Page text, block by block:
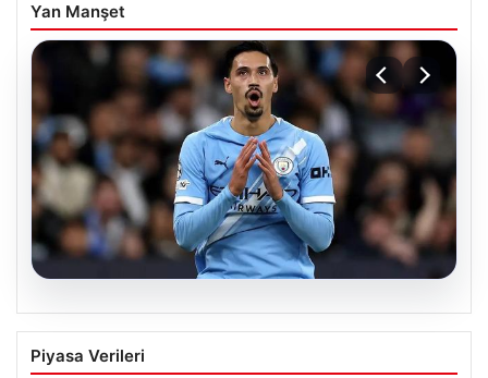
Yan Manşet
04.08.2026
Galatasaray’da orta sahaya dev isim!
Manchester City’nin yıldızı Tijjani
Piyasa Verileri